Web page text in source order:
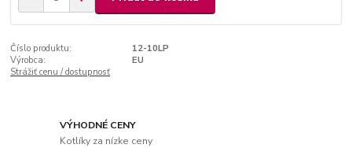
Číslo produktu:
12-10LP
Výrobca:
EU
Strážiť cenu / dostupnosť
VÝHODNÉ CENY
Kotlíky za nízke ceny